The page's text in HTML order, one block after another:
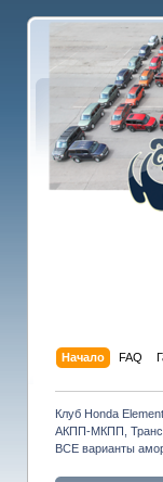
Начало FAQ
Клуб Honda
АКПП-МКПП,
ВСЕ варианты